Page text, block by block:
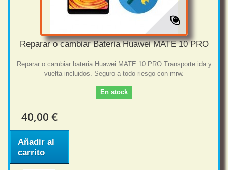
Reparar o cambiar Bateria Huawei MATE 10 PRO
Reparar o cambiar bateria Huawei MATE 10 PRO Transporte ida y
vuelta incluidos. Seguro a todo riesgo con mrw.
En stock
40,00 €
Añadir al
carrito